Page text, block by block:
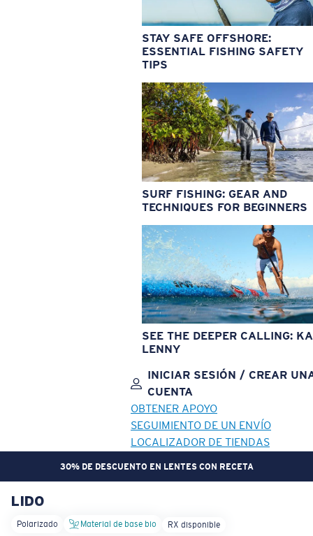
STAY SAFE OFFSHORE:
ESSENTIAL FISHING SAFETY
TIPS
SURF FISHING: GEAR AND
TECHNIQUES FOR BEGINNERS
SEE THE DEEPER CALLING:
LENNY
INICIAR SESIÓN / CREAR
CUENTA
OBTENER APOYO
SEGUIMIENTO DE UN ENVÍO
LOCALIZADOR DE TIENDAS
30% DE DESCUENTO EN LENTES CON RECETA
OBJETIVO ACTUALIZADO
LIDO
Polarizado Material de base bio RX disponible